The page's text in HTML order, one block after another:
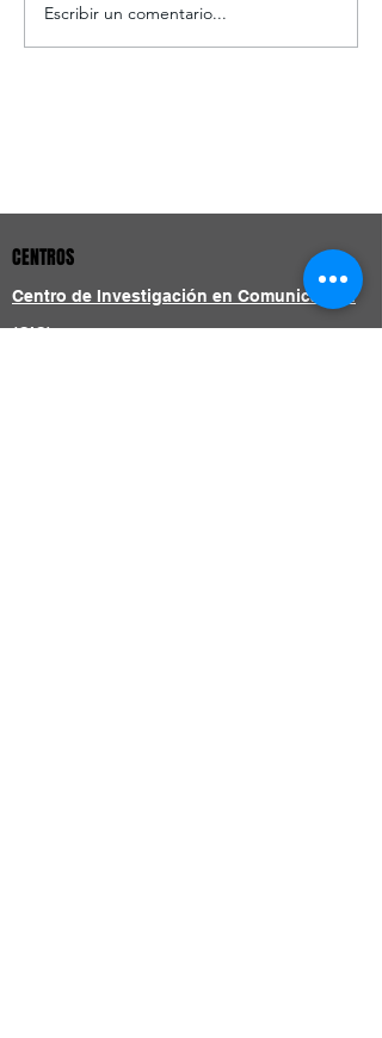
Escribir un comentario...
CENTROS
Centro de Investigación en Comunicación
(CIC)